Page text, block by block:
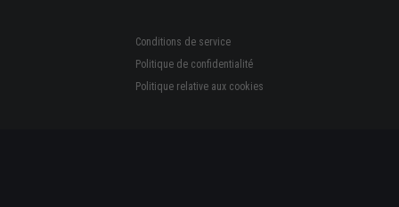
Conditions de service
Politique de confidentialité
Politique relative aux cookies